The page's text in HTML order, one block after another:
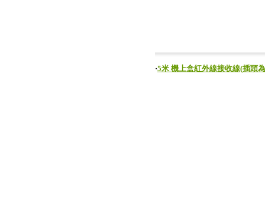
‧5米 機上盒紅外線接收線(插頭